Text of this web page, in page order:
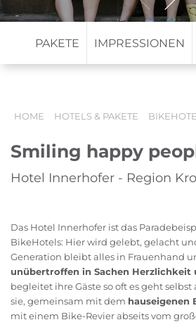
PAKETE IMPRESSIONEN
HOME HOTELS & PAKETE
Smiling happy
Hotel Innerhofer - Region
Das Hotel Innerhofer ist das
BikeHotels: Hier wird gelebt, gelacht
Generation bleibt alles in Frauenhand
unübertroffen in Sachen Herzlichkeit
begleitet ihre Gäste so oft es geht
sie, gemeinsam mit dem hauseigenen
mit einem Bike-Revier abseits vom